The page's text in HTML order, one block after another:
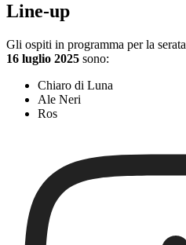
Line-up
Gli ospiti in programma per la serata
16 luglio 2025 sono:
Chiaro di Luna
Ale Neri
Ros